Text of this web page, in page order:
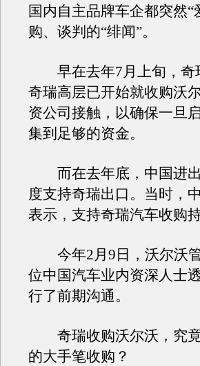
国内自主品牌车企都突然“
购、谈判的“绯闻”。
早在去年7月上旬，奇
奇瑞高层已开始就收购沃
资公司接触，以确保一旦
集到足够的资金。
而在去年底，中国进出
度支持奇瑞出口。当时，
表示，支持奇瑞汽车收购
今年2月9日，沃尔沃管
位中国汽车业内资深人士
行了前期沟通。
奇瑞收购沃尔沃，究竟
的大手笔收购？